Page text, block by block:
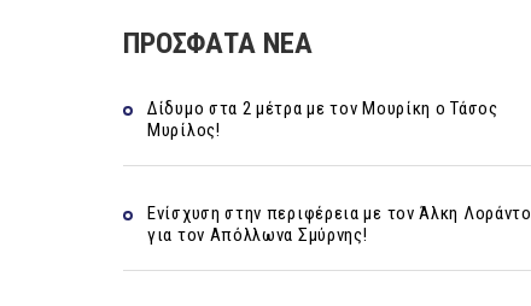
ΠΡΟΣΦΑΤΑ ΝΕΑ
Δίδυμο στα 2 μέτρα με τον Μουρίκη ο Τάσος
Μυρίλος!
Ενίσχυση στην περιφέρεια με τον Άλκη Λοράντο
για τον Απόλλωνα Σμύρνης!